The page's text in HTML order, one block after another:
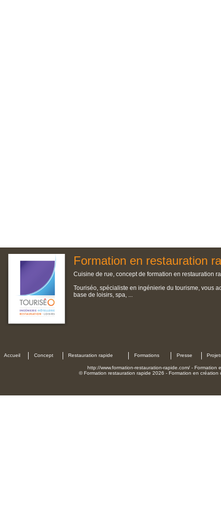
Formation en restauration
Cuisine de rue, concept de formation en restauration
Touriséo, spécialiste en ingénierie du tourisme, vous
base de loisirs, spa, ...
Accueil Concept Restauration rapide Formations Presse
http://www.formation-restauration-rapide.com/ -
© Formation restauration rapide 2026 - Formation en